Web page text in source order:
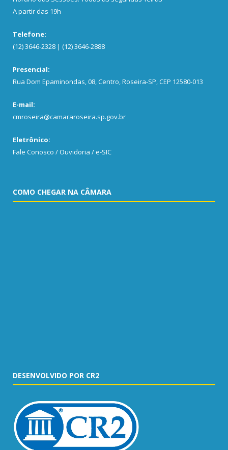
A partir das 19h
Telefone:
(12) 3646-2328 | (12) 3646-2888
Presencial:
Rua Dom Epaminondas, 08, Centro, Roseira-SP, CEP 12580-013
E-mail:
cmroseira@camararoseira.sp.gov.br
Eletrônico:
Fale Conosco / Ouvidoria / e-SIC
COMO CHEGAR NA CÂMARA
DESENVOLVIDO POR CR2